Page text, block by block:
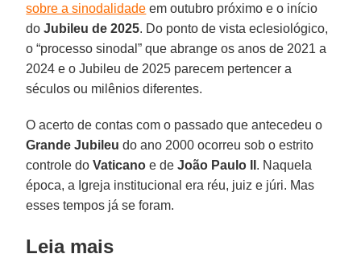
sobre a sinodalidade em outubro próximo e o início
doJubileu de 2025. Do ponto de vista eclesiológico,
o “processo sinodal” que abrange os anos de 2021 a
2024 e o Jubileu de 2025 parecem pertencer a
séculos ou milênios diferentes.
O acerto de contas com o passado que antecedeu o
Grande Jubileu do ano 2000 ocorreu sob o estrito
controle doVaticano e deJoão Paulo II . Naquela
época, a Igreja institucional era réu, juiz e júri. Mas
esses tempos já se foram.
Leia mais